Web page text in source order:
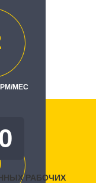
МЕС
РАБОЧИХ